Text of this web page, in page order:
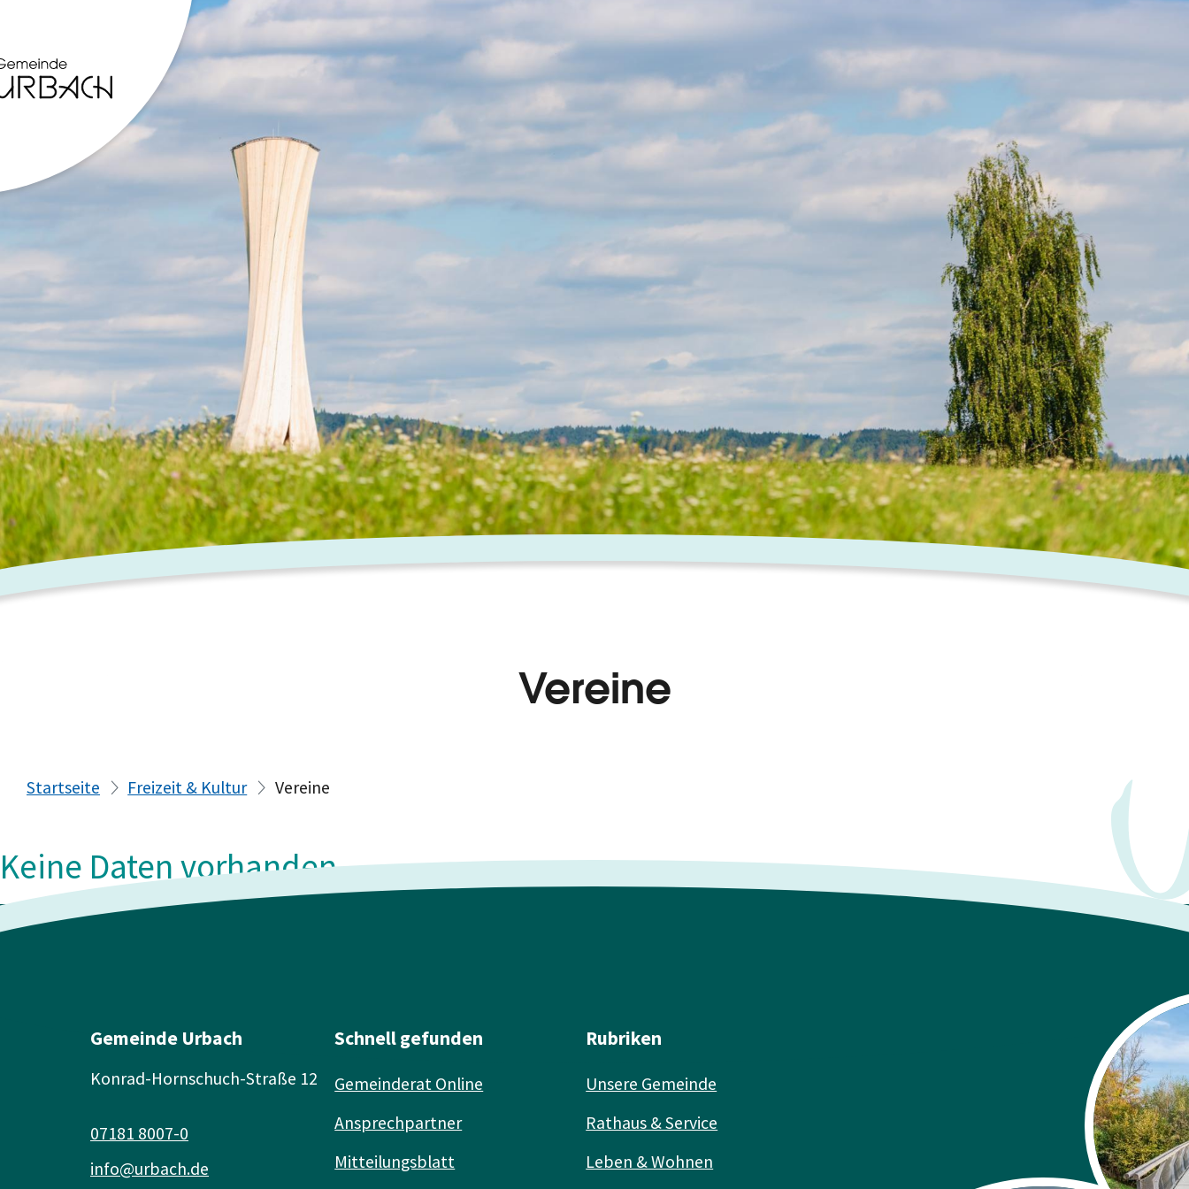
Vereine
Startseite Freizeit & Kultur Vereine
Keine Daten vorhanden
Gemeinde Urbach
Konrad-Hornschuch-Straße 12
info@urbach.de
07181 8007-0
Schnell gefunden
Gemeinderat Online
Ansprechpartner
Mitteilungsblatt
Rubriken
Unsere Gemeinde
Rathaus & Service
Leben & Wohnen